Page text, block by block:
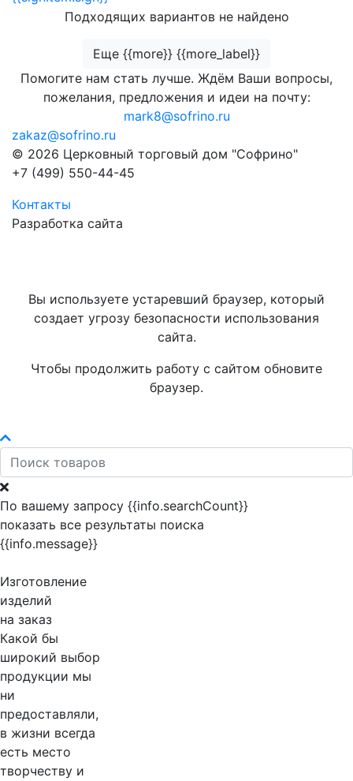
Подходящих вариантов не найдено
Еще {{more}} {{more_label}}
Помогите нам стать лучше. Ждём Ваши вопросы,
пожелания, предложения и идеи на почту:
mark8@sofrino.ru
zakaz@sofrino.ru
© 2026 Церковный торговый дом "Софрино"
+7 (499) 550-44-45
Контакты
Разработка сайта
Вы используете устаревший браузер, который
создает угрозу безопасности использования
сайта.
Чтобы продолжить работу с сайтом обновите
браузер.
По вашему запросу {{info.searchCount}}
показать все результаты поиска
{{info.message}}
Изготовление
изделий
на заказ
Какой бы
широкий выбор
продукции мы
ни
предоставляли,
в жизни всегда
есть место
творчеству и